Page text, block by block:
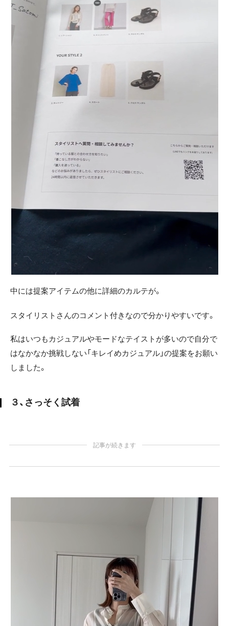
中には提案アイテムの他に詳細のカルテが。
スタイリストさんのコメント付きなので分かりやすいです。
私はいつもカジュアルやモードなテイストが多いので自分で
はなかなか挑戦しない「キレイめカジュアル」の提案をお願い
しました。
３、さっそく試着
記事が続きます